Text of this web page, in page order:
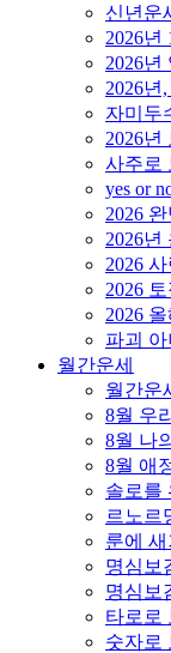
신년운
2026년
2026년
2026년
자미두
2026년
사주로
yes or
2026
2026년
2026
2026
2026
파괴
월간운세
월간운
8월 우
8월 나
8월 애
솔로를
르노르
룬에
명심보
명심보
타로로
숫자로